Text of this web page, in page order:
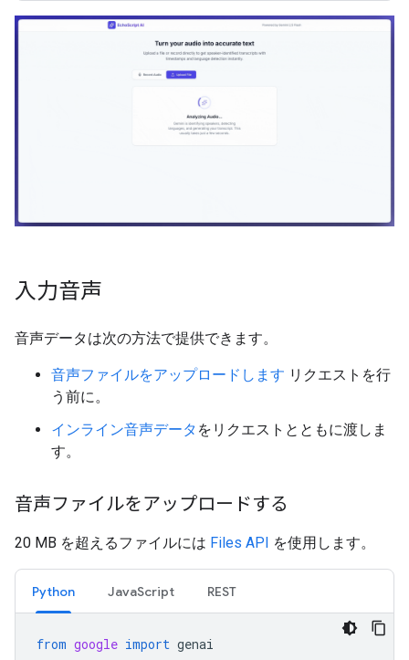
入力音声
音声データは次の方法で提供できます。
音声ファイルをアップロードします リクエストを行
う前に。
インライン音声データ をリクエストとともに渡しま
す。
音声ファイルをアップロードする
20 MB を超えるファイルには Files API を使用します。
Python JavaScript REST
from google import genai